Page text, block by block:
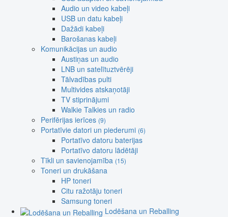
Audio un video kabeļi
USB un datu kabeļi
Dažādi kabeļi
Barošanas kabeļi
Komunikācijas un audio
Austiņas un audio
LNB un satelītuztvērēji
Tālvadības pulti
Multivides atskaņotāji
TV stiprinājumi
Walkie Talkies un radio
Perifērijas ierīces (9)
Portatīvie datori un piederumi (6)
Portatīvo datoru baterijas
Portatīvo datoru lādētāji
Tīkli un savienojamība (15)
Toneri un drukāšana
HP toneri
Citu ražotāju toneri
Samsung toneri
Lodēšana un Reballing